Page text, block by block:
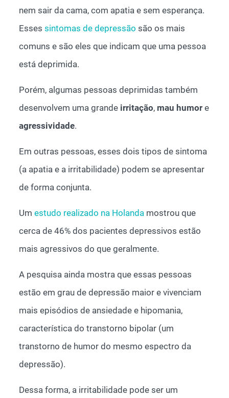
nem sair da cama, com apatia e sem esperança.
Esses sintomas de depressão são os mais
comuns e são eles que indicam que uma pessoa
está deprimida.
Porém, algumas pessoas deprimidas também
desenvolvem uma grande irritação, mau humore
agressividade.
Em outras pessoas, esses dois tipos de sintoma
(a apatia e a irritabilidade) podem se apresentar
de forma conjunta.
Um estudo realizado na Holanda mostrou que
cerca de 46% dos pacientes depressivos estão
mais agressivos do que geralmente.
A pesquisa ainda mostra que essas pessoas
estão em grau de depressão maior e vivenciam
mais episódios de ansiedade e hipomania,
característica do transtorno bipolar (um
transtorno de humor do mesmo espectro da
depressão).
Dessa forma, a irritabilidade pode ser um